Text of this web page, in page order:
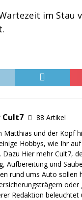
im
Cult7
88 Artikel
Matthias und der Kopf
Hobbys, wie Ihr
Dazu Hiermehr Cult7,
Aufbereitung und
rund ums Auto sollen
Redaktion beleuchtet